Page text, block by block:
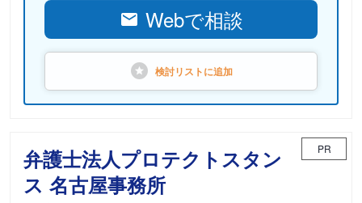
Webで相談
検討リストに追加
弁護士法人プロテクトスタン
ス 名古屋事務所
PR